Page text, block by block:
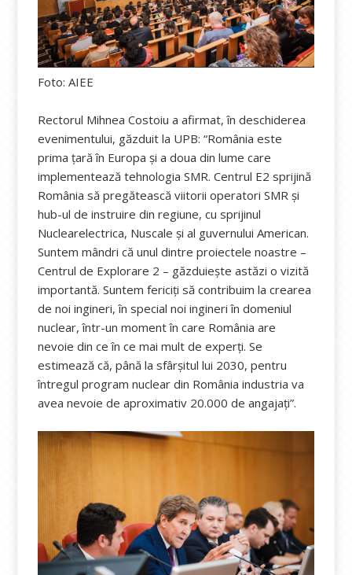
Foto: AIEE
Rectorul Mihnea Costoiu a afirmat, în deschiderea
evenimentului, găzduit la UPB: “România este
prima ţară în Europa şi a doua din lume care
implementează tehnologia SMR. Centrul E2 sprijină
România să pregătească viitorii operatori SMR şi
hub-ul de instruire din regiune, cu sprijinul
Nuclearelectrica, Nuscale şi al guvernului American.
Suntem mândri că unul dintre proiectele noastre –
Centrul de Explorare 2 – găzduieşte astăzi o vizită
importantă. Suntem fericiţi să contribuim la crearea
de noi ingineri, în special noi ingineri în domeniul
nuclear, într-un moment în care România are
nevoie din ce în ce mai mult de experţi. Se
estimează că, până la sfârşitul lui 2030, pentru
întregul program nuclear din România industria va
avea nevoie de aproximativ 20.000 de angajaţi”.